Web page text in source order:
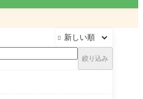

絞り込み